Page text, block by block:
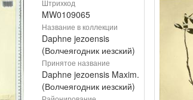
Штрихкод
MW0109065
Название в коллекции
Daphne jezoensis
(Волчеягодник иезский)
Принятое название
Daphne jezoensis Maxim.
(Волчеягодник иезский)